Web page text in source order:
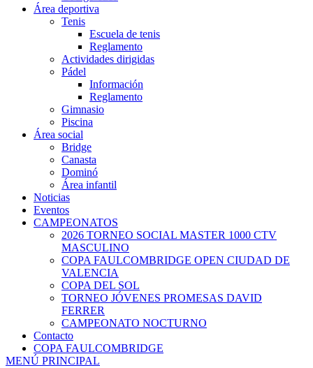
Área deportiva
Tenis
Escuela de tenis
Reglamento
Actividades dirigidas
Pádel
Información
Reglamento
Gimnasio
Piscina
Área social
Bridge
Canasta
Dominó
Área infantil
Noticias
Eventos
CAMPEONATOS
2026 TORNEO SOCIAL MASTER 1000 CTV
MASCULINO
COPA FAULCOMBRIDGE OPEN CIUDAD DE
VALENCIA
COPA DEL SOL
TORNEO JÓVENES PROMESAS DAVID
FERRER
CAMPEONATO NOCTURNO
Contacto
COPA FAULCOMBRIDGE
MENÚ PRINCIPAL